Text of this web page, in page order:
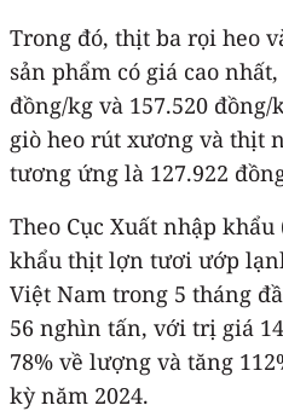
Trong đó, thịt ba rọi heo
sản phẩm có giá cao
đồng/kg và 157.520 đồng/
giò heo rút xương và thịt
tương ứng là 127.922
Theo Cục Xuất nhập
khẩu thịt lợn tươi ướp
Việt Nam trong 5 tháng
56 nghìn tấn, với trị giá
78% về lượng và tăng
kỳ năm 2024.